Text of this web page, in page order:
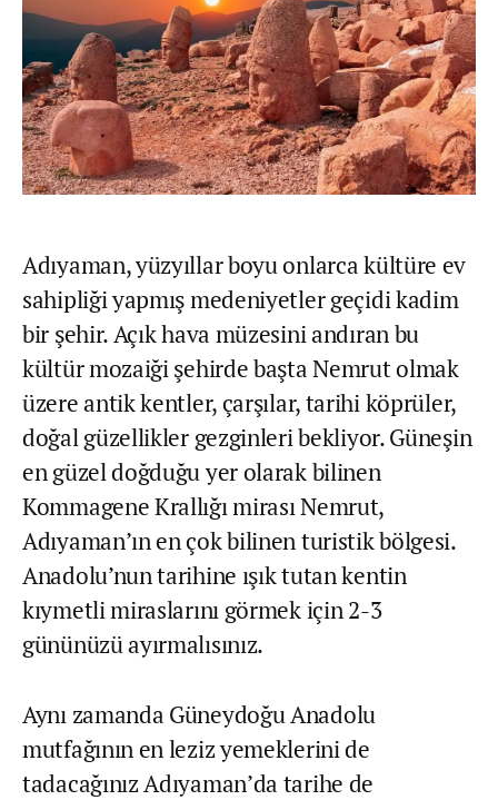
Adıyaman, yüzyıllar boyu onlarca kültüre ev
sahipliği yapmış medeniyetler geçidi kadim
bir şehir. Açık hava müzesini andıran bu
kültür mozaiği şehirde başta Nemrut olmak
üzere antik kentler, çarşılar, tarihi köprüler,
doğal güzellikler gezginleri bekliyor. Güneşin
en güzel doğduğu yer olarak bilinen
Kommagene Krallığı mirası Nemrut,
Adıyaman’ın en çok bilinen turistik bölgesi.
Anadolu’nun tarihine ışık tutan kentin
kıymetli miraslarını görmek için 2-3
gününüzü ayırmalısınız.
Aynı zamanda Güneydoğu Anadolu
mutfağının en leziz yemeklerini de
tadacağınız Adıyaman’da tarihe de